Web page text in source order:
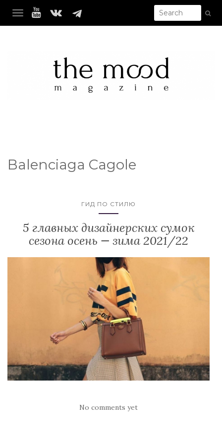
TOGGLE NAVIGATION
Balenciaga Cagole
ГИД ПО СТИЛЮ
5 главных дизайнерских сумок
сезона осень — зима 2021/22
No comments yet